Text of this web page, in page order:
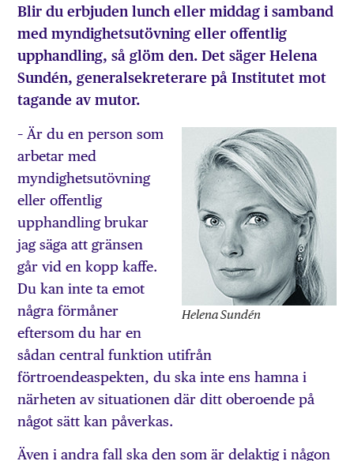
Blir du erbjuden lunch eller middag i samband
med myndighetsutövning eller offentlig
upphandling, så glöm den. Det säger Helena
Sundén, generalsekreterare på Institutet mot
tagande av mutor.
Helena Sundén
– Är du en person som
arbetar med
myndighetsutövning
eller offentlig
upphandling brukar
jag säga att gränsen
går vid en kopp kaffe.
Du kan inte ta emot
några förmåner
eftersom du har en
sådan central funktion utifrån
förtroendeaspekten, du ska inte ens hamna i
närheten av situationen där ditt oberoende på
något sätt kan påverkas.
Även i andra fall ska den som är delaktig i någon